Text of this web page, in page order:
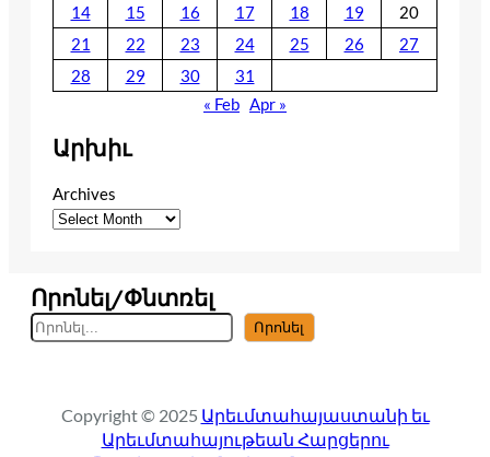
14
15 16 17 18 19
20
21
22 23 24 25 26
27
28
29 30
31
« Feb Apr »
Արխիւ
Archives
Որոնել/Փնտռել
S
e
c
h
Որոնել
Copyright © 2025 Արեւմտահայաստանի եւ
Արեւմտահայութեան Հարցերու